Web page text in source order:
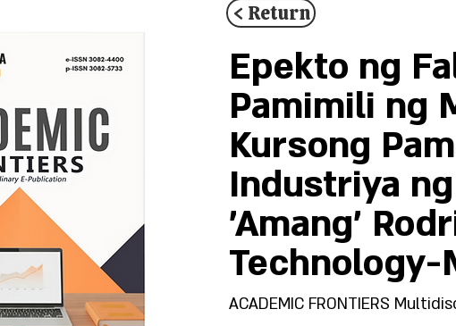
< Return
Epekto ng
Pamimili ng
Kursong
Industriya
'Amang'
Technology-
ACADEMIC FRONTIERS